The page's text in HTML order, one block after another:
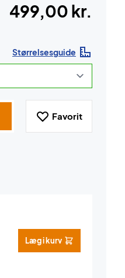
499,00 kr.
Størrelsesguide
Favorit
Læg i kurv